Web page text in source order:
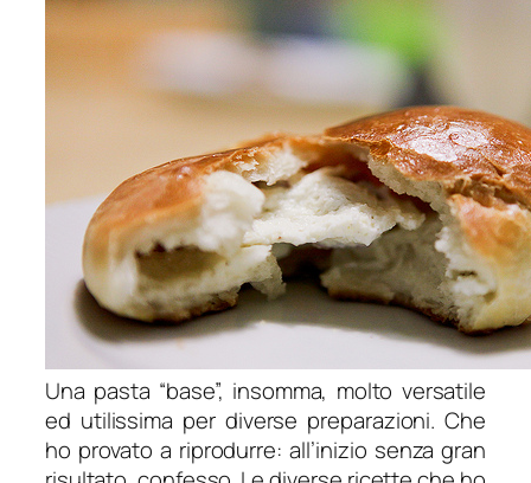
Una pasta “base”, insomma, molto versatile
ed utilissima per diverse preparazioni. Che
ho provato a riprodurre: all’inizio senza gran